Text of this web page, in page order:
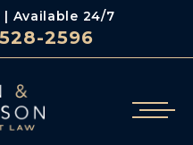
Available 24/7
2596